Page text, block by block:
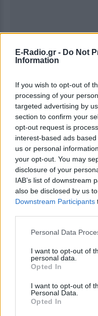
E-Radio.gr - Do Not
Information
If you wish to opt-out of
processing of your
targeted advertising by
section to confirm your
opt-out request is
interest-based ads
us or personal
your opt-out. You may
disclosure of your
IAB’s list of downstream
also be disclosed by us
Downstream Participants
Personal Data
I want to opt-out of
personal data.
Opted In
I want to opt-out of
Personal Data.
Opted In
Ακολουθήστε το
και μάθετε πρώτοι
Εσύ μπήκες στο
και ότι σου κάνει